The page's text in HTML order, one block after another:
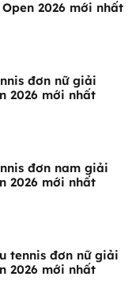
2026 mới nhất
đơn nữ giải
2026 mới nhất
đơn nam giải
2026 mới nhất
tennis đơn nữ giải
2026 mới nhất